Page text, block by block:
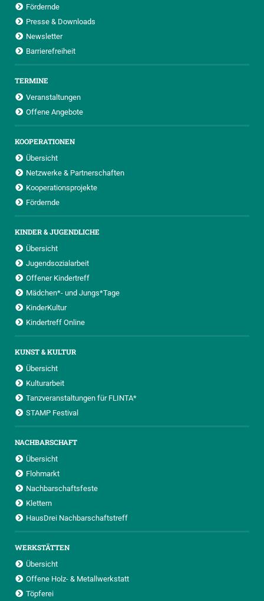
Fördernde
Presse & Downloads
Newsletter
Barrierefreiheit
TERMINE
Veranstaltungen
Offene Angebote
KOOPERATIONEN
Übersicht
Netzwerke & Partnerschaften
Kooperationsprojekte
Fördernde
KINDER & JUGENDLICHE
Übersicht
Jugendsozialarbeit
Offener Kindertreff
Mädchen*- und Jungs*Tage
KinderKultur
Kindertreff Online
KUNST & KULTUR
Übersicht
Kulturarbeit
Tanzveranstaltungen für FLINTA*
STAMP Festival
NACHBARSCHAFT
Übersicht
Flohmarkt
Nachbarschaftsfeste
Klettern
HausDrei Nachbarschaftstreff
WERKSTÄTTEN
Übersicht
Offene Holz- & Metallwerkstatt
Töpferei